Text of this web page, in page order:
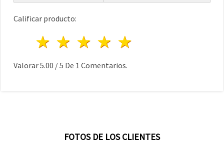
Calificar producto:
4 estrellas
3 estrellas
2 estrellas
1 estrella
Valorar5.00 /5 De 1 Comentarios.
FOTOS DE LOS CLIENTES